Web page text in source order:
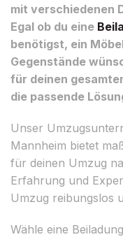
mit verschiedenen
Egal ob du eine
benötigst, ein
Gegenstände
für deinen
die passende
Unser
Mannheim bietet
für deinen Umzug
Erfahrung und
Umzug reibungslos
Wähle eine